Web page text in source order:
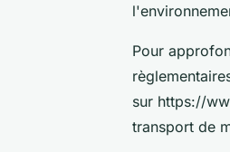
Pour
sur https://
transport de